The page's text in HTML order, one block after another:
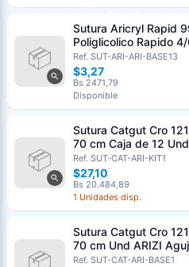
Sutura Aricryl Rapid
Poliglicolico Rapido
aguja de 3/8 Corte
Und ARIZI Absorbible
Ref. SUT-ARI-ARI-BASE13
$3,27
Bs 2471,79
Disponible
Sutura Catgut Cro
70 cm Caja de 12
de 1/2 Circulo Punta
Ref. SUT-CAT-ARI-KIT1
$27,10
Bs 20.484,89
1 Unidades disp.
Sutura Catgut Cro
70 cm Und ARIZI
Circulo Punta Conica
Ref. SUT-CAT-ARI-BASE1